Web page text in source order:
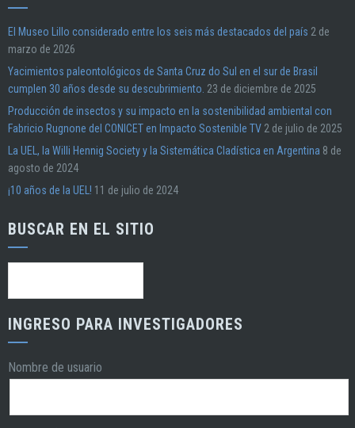
El Museo Lillo considerado entre los seis más destacados del país 2 de
marzo de 2026
Yacimientos paleontológicos de Santa Cruz do Sul en el sur de Brasil
cumplen 30 años desde su descubrimiento. 23 de diciembre de 2025
Producción de insectos y su impacto en la sostenibilidad ambiental con
Fabricio Rugnone del CONICET en Impacto Sostenible TV 2 de julio de 2025
La UEL, la Willi Hennig Society y la Sistemática Cladística en Argentina 8 de
agosto de 2024
¡10 años de la UEL! 11 de julio de 2024
BUSCAR EN EL SITIO
INGRESO PARA INVESTIGADORES
Nombre de usuario